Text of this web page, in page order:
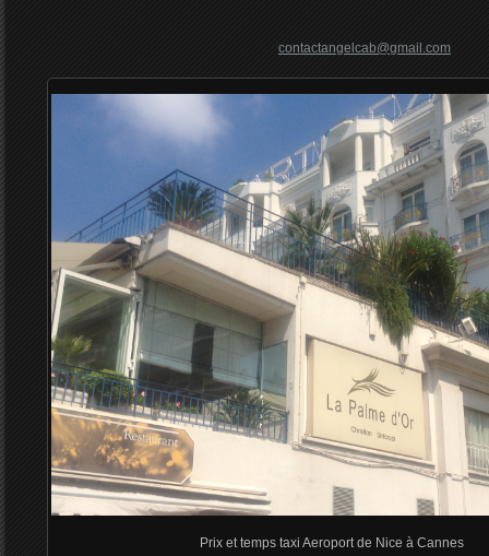
contactangelcab@gmail.com
Prix et temps taxi Aeroport de Nice à Cannes